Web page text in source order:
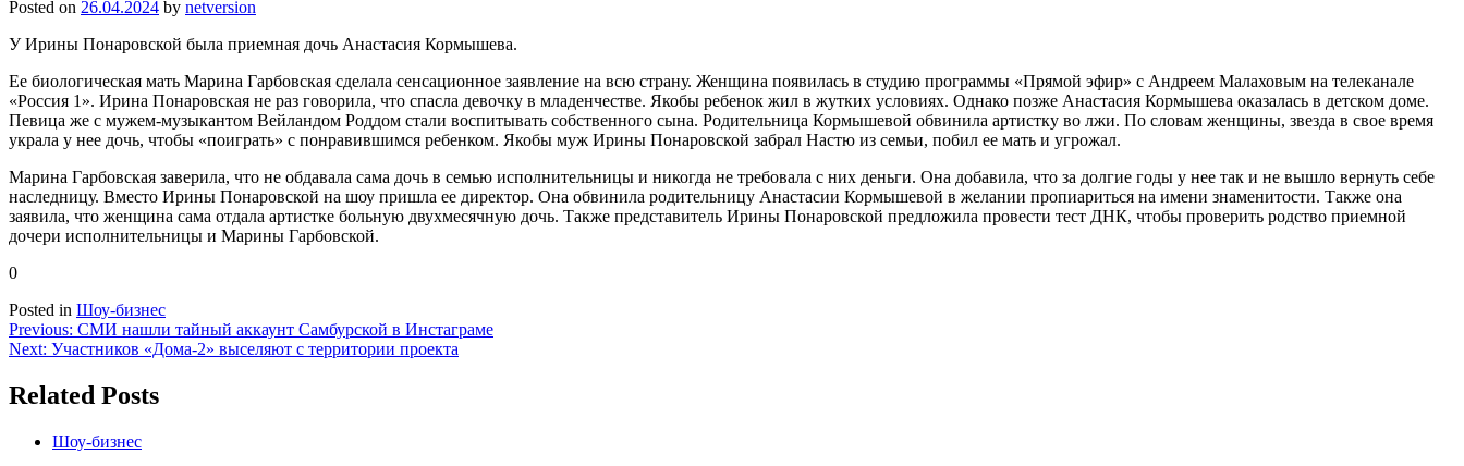
Posted on 26.04.2024 by netversion
У Ирины Понаровской была приемная дочь Анастасия Кормышева.
Ее биологическая мать Марина Гарбовская сделала сенсационное заявление на всю страну. Женщина появилась в студию программы «Прямой эфир» с Андреем Малаховым на телеканале
«Россия 1». Ирина Понаровская не раз говорила, что спасла девочку в младенчестве. Якобы ребенок жил в жутких условиях. Однако позже Анастасия Кормышева оказалась в детском доме.
Певица же с мужем-музыкантом Вейландом Роддом стали воспитывать собственного сына. Родительница Кормышевой обвинила артистку во лжи. По словам женщины, звезда в свое время
украла у нее дочь, чтобы «поиграть» с понравившимся ребенком. Якобы муж Ирины Понаровской забрал Настю из семьи, побил ее мать и угрожал.
Марина Гарбовская заверила, что не обдавала сама дочь в семью исполнительницы и никогда не требовала с них деньги. Она добавила, что за долгие годы у нее так и не вышло вернуть себе
наследницу. Вместо Ирины Понаровской на шоу пришла ее директор. Она обвинила родительницу Анастасии Кормышевой в желании пропиариться на имени знаменитости. Также она
заявила, что женщина сама отдала артистке больную двухмесячную дочь. Также представитель Ирины Понаровской предложила провести тест ДНК, чтобы проверить родство приемной
дочери исполнительницы и Марины Гарбовской.
0
Posted in Шоу-бизнес
Навигация
по
записям
Previous: СМИ нашли тайный аккаунт Самбурской в Инстаграме
Next: Участников «Дома-2» выселяют с территории проекта
Related Posts
Шоу-бизнес